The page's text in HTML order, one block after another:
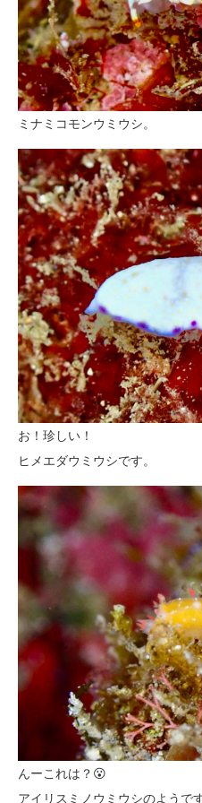
ミナミコモンウミウシ。
お！珍しい！
ヒメエダウミウシです。
んーこれは？😮
アイリスミノウミウシのようで